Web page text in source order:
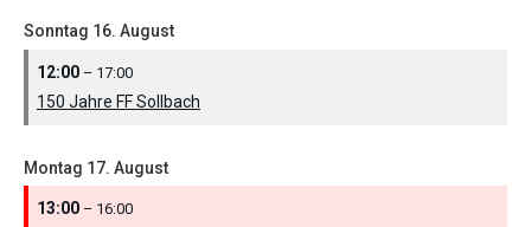
Sonntag 16. August
12:00 – 17:00
150 Jahre FF Sollbach
Montag 17. August
13:00 – 16:00